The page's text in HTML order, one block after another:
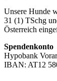
Unsere Hunde
31 (1) TSchg
Österreich
Spendenkonto
Hypobank
IBAN: AT12